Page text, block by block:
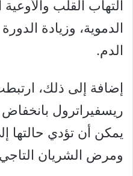
التهاب القلب والأوعية
الدموية، وزيادة
الدم.
إضافة إلى ذلك،
يمكن أن تؤدي حالتها
ومرض الشريان